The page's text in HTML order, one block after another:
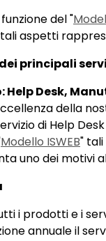
del "
aspetti
principali
Help Desk,
della
di Help
Modello ISWEB"
uno dei motivi
i prodotti e i
annuale il